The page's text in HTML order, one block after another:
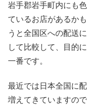
岩手郡岩手町内にも
ているお店があるか
うと全国区への配送
して比較して、目的
一番です。
最近では日本全国に
増えてきていますの